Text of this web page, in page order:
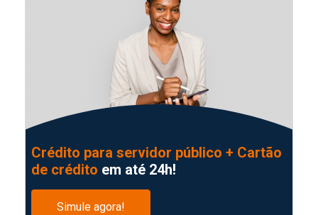
Crédito para servidor público + Cartão
de crédito em até 24h!
Simule agora!